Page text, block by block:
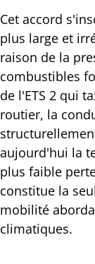
Cet accord
plus large et
raison de la
combustibles
de l'ETS 2 qui
routier, la
aujourd'hui la
plus faible
constitue la
mobilité
climatiques.